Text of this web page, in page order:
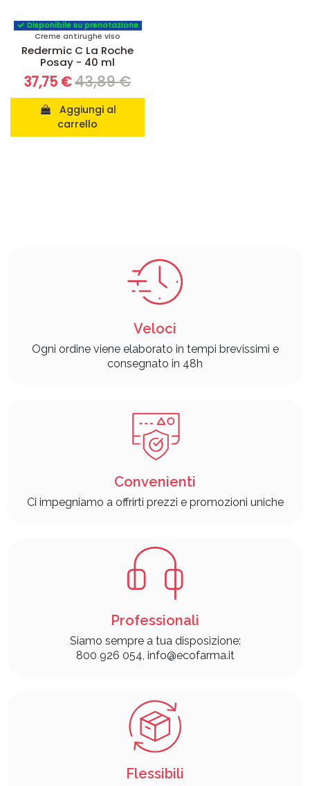
Disponibile su prenotazione
Creme antirughe viso
Redermic C La Roche
Posay - 40 ml
37,75 €43,89 €
carrello
Veloci
Ogni ordine viene elaborato in tempi brevissimi e
consegnato in 48h
Convenienti
Ci impegniamo a offrirti prezzi e promozioni uniche
Professionali
Siamo sempre a tua disposizione:
800 926 054, info@ecofarma.it
Flessibili